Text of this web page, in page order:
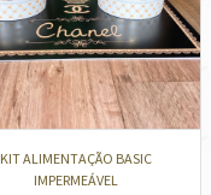
KIT ALIMENTAÇÃO BASIC
IMPERMEÁVEL